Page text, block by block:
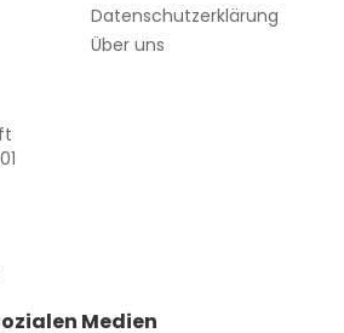
Datenschutzerklärung
Über uns
Medien